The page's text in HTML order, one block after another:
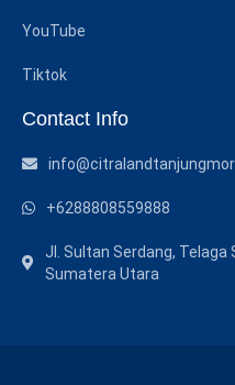
YouTube
Tiktok
Contact Info
+6288808559888
Jl. Sultan Serdang, Telaga
Sumatera Utara